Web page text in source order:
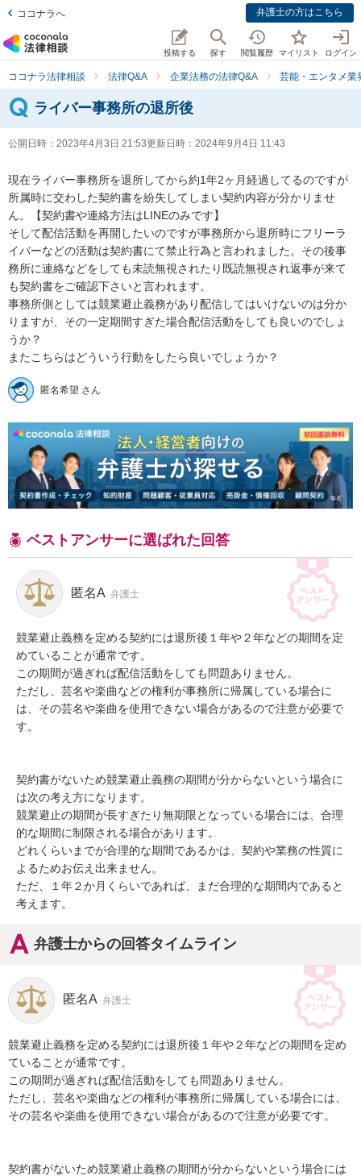
ココナラへ 弁護士の方はこちら
投稿する 探す 閲覧履歴 マイリスト ログイン
ココナラ法律相談 法律Q&A 企業法務の法律Q&A 芸能・エンタメ業
ライバー事務所の退所後
公開日時： 2023年4月3日 21:53更新日時： 2024年9月4日 11:43
現在ライバー事務所を退所してから約1年2ヶ月経過してるのですが
所属時に交わした契約書を紛失してしまい契約内容が分かりませ
ん。【契約書や連絡方法はLINEのみです】
そして配信活動を再開したいのですが事務所から退所時にフリーラ
イバーなどの活動は契約書にて禁止行為と言われました。その後事
務所に連絡などをしても未読無視されたり既読無視され返事が来て
も契約書をご確認下さいと言われます。
事務所側としては競業避止義務があり配信してはいけないのは分か
りますが、その一定期間すぎた場合配信活動をしても良いのでしょ
うか？
またこちらはどういう行動をしたら良いでしょうか？
匿名希望 さん
ベストアンサーに選ばれた回答
匿名A 弁護士
競業避止義務を定める契約には退所後１年や２年などの期間を定
めていることが通常です。
この期間が過ぎれば配信活動をしても問題ありません。
ただし、芸名や楽曲などの権利が事務所に帰属している場合に
は、その芸名や楽曲を使用できない場合があるので注意が必要で
す。
契約書がないため競業避止義務の期間が分からないという場合に
は次の考え方になります。
競業避止の期間が長すぎたり無期限となっている場合には、合理
的な期間に制限される場合があります。
どれくらいまでが合理的な期間であるかは、契約や業務の性質に
よるためお伝え出来ません。
ただ、１年２か月くらいであれば、まだ合理的な期間内であると
考えます。
弁護士からの回答タイムライン
匿名A 弁護士
競業避止義務を定める契約には退所後１年や２年などの期間を定め
ていることが通常です。
この期間が過ぎれば配信活動をしても問題ありません。
ただし、芸名や楽曲などの権利が事務所に帰属している場合には、
その芸名や楽曲を使用できない場合があるので注意が必要です。
契約書がないため競業避止義務の期間が分からないという場合には